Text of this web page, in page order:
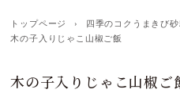
トップページ › 四季のコクうまきび
木の子入りじゃこ山椒ご飯
木の子入りじゃこ山椒ご